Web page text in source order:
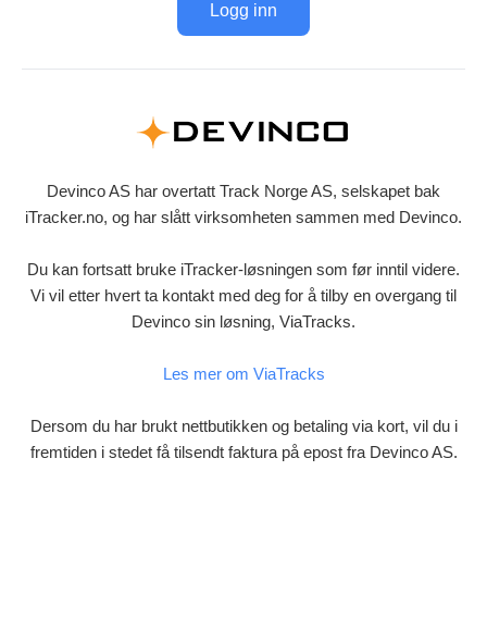
Logg inn
Devinco AS har overtatt Track Norge AS, selskapet bak
iTracker.no, og har slått virksomheten sammen med Devinco.
Du kan fortsatt bruke iTracker-løsningen som før inntil videre.
Vi vil etter hvert ta kontakt med deg for å tilby en overgang til
Devinco sin løsning, ViaTracks.
Les mer om ViaTracks
Dersom du har brukt nettbutikken og betaling via kort, vil du i
fremtiden i stedet få tilsendt faktura på epost fra Devinco AS.